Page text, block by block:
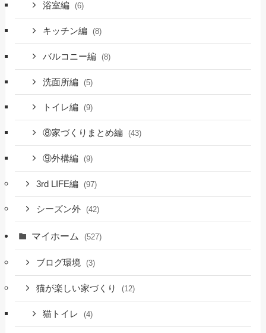
浴室編 (6)
キッチン編 (8)
バルコニー編 (8)
洗面所編 (5)
トイレ編 (9)
⑧家づくりまとめ編 (43)
⑨外構編 (9)
3rd LIFE編 (97)
シーズン外 (42)
マイホーム (527)
ブログ環境 (3)
猫が楽しい家づくり (12)
猫トイレ (4)